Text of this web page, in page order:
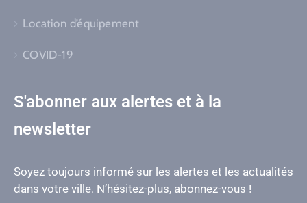
Location d’équipement
COVID-19
S'abonner aux alertes et à la
newsletter
Soyez toujours informé sur les alertes et les actualités
dans votre ville. N’hésitez-plus, abonnez-vous !